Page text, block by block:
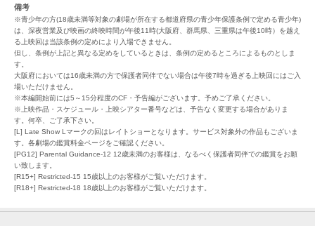
備考
※青少年の方(18歳未満等対象の劇場が所在する都道府県の青少年保護条例で定める青少年)
は、深夜営業及び映画の終映時間が午後11時(大阪府、群馬県、三重県は午後10時）を越え
る上映回は当該条例の定めにより入場できません。
但し、条例が上記と異なる定めをしているときは、条例の定めるところによるものとしま
す。
大阪府においては16歳未満の方で保護者同伴でない場合は午後7時を過ぎる上映回にはご入
場いただけません。
※本編開始前には5～15分程度のCF・予告編がございます。予めご了承ください。
※上映作品・スケジュール・上映シアター番号などは、予告なく変更する場合がありま
す。何卒、ご了承下さい。
[L] Late Show Lマークの回はレイトショーとなります。サービス対象外の作品もございま
す。各劇場の鑑賞料金ページをご確認ください。
[PG12] Parental Guidance-12 12歳未満のお客様は、なるべく保護者同伴での鑑賞をお願
い致します。
[R15+] Restricted-15 15歳以上のお客様がご覧いただけます。
[R18+] Restricted-18 18歳以上のお客様がご覧いただけます。